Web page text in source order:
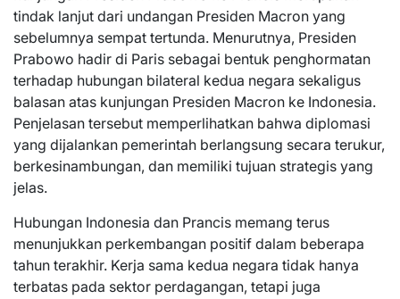
tindak lanjut dari undangan Presiden Macron yang
sebelumnya sempat tertunda. Menurutnya, Presiden
Prabowo hadir di Paris sebagai bentuk penghormatan
terhadap hubungan bilateral kedua negara sekaligus
balasan atas kunjungan Presiden Macron ke Indonesia.
Penjelasan tersebut memperlihatkan bahwa diplomasi
yang dijalankan pemerintah berlangsung secara terukur,
berkesinambungan, dan memiliki tujuan strategis yang
jelas.
Hubungan Indonesia dan Prancis memang terus
menunjukkan perkembangan positif dalam beberapa
tahun terakhir. Kerja sama kedua negara tidak hanya
terbatas pada sektor perdagangan, tetapi juga